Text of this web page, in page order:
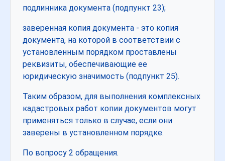
подлинника документа (подпункт 23);
заверенная копия документа - это копия
документа, на которой в соответствии с
установленным порядком проставлены
реквизиты, обеспечивающие ее
юридическую значимость (подпункт 25).
Таким образом, для выполнения комплексных
кадастровых работ копии документов могут
применяться только в случае, если они
заверены в установленном порядке.
По вопросу 2 обращения.